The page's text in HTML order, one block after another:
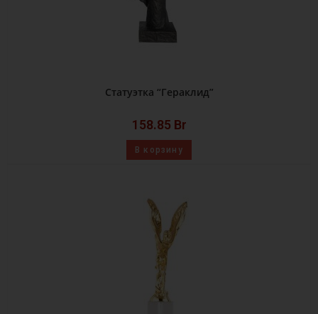
Статуэтка “Гераклид”
158.85 Br
В корзину